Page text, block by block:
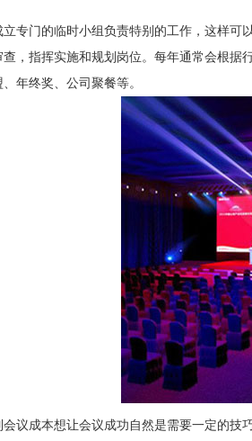
专门的临时小组负责特别的工作，这样可
，指挥实施和规划岗位。每年通常会根
年终奖、公司聚餐等。
议成本想让会议成功自然是需要一定的技